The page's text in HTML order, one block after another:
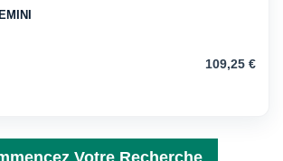
109,25 €
Votre Recherche